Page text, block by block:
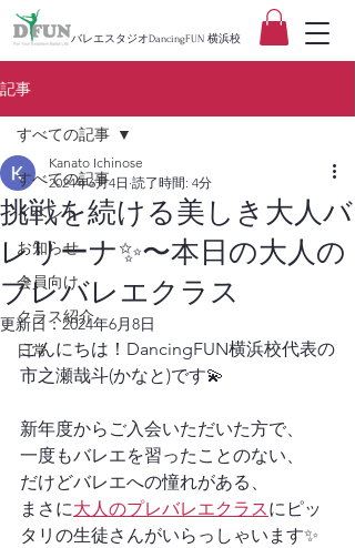
バレエスタジオDancingFUN 横浜校
記事
すべての記事
イベント
お知らせ
会員向け
クラス紹介
日常
すべての記事
挑戦を続ける美しき大人バ
レリーナ✨〜本日の大人の
プレバレエクラス
Kanato Ichinose
2024年6月4日 読了時間: 4分
更新日：2024年6月8日
こんにちは！DancingFUN横浜校代表の
市之瀬哉斗(かなと)です💫
新年度からご入会いただいた方で、
一度もバレエを習ったことのない、
だけどバレエへの憧れがある、
まさに大人のプレバレエクラスにピッ
タリの生徒さんがいらっしゃいます✨